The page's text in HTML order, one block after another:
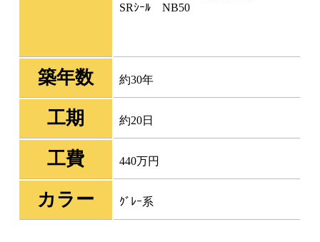
SRｼｰﾙ NB50
築年数 約30年
工期 約20日
工費 440万円
カラー ｸﾞﾚｰ系